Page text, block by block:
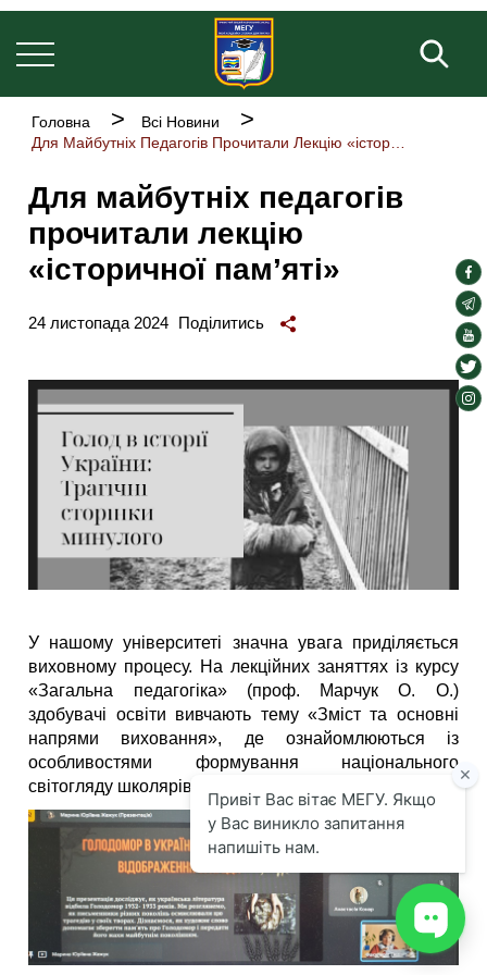
Перейти
до
основного
вмісту
Основна
Рядок
навіґації
Головна
Всі Новини
Для майбутніх педагогів
прочитали лекцію
«історичної пам’яті»
24 листопада 2024 Поділитись
У нашому університеті значна увага приділяється
виховному процесу. На лекційних заняттях із курсу
«Загальна педагогіка» (проф. Марчук О. О.)
здобувачі освіти вивчають тему «Зміст та основні
напрями виховання», де ознайомлюються із
особливостями формування національного
світогляду школярів.